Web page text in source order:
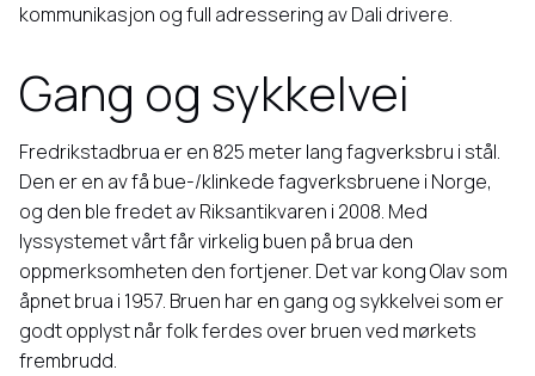
kommunikasjon og full adressering av Dali drivere.
Gang og sykkelvei
Fredrikstadbrua er en 825 meter lang fagverksbru i stål.
Den er en av få bue-/klinkede fagverksbruene i Norge,
og den ble fredet av Riksantikvaren i 2008. Med
lyssystemet vårt får virkelig buen på brua den
oppmerksomheten den fortjener. Det var kong Olav som
åpnet brua i 1957. Bruen har en gang og sykkelvei som er
godt opplyst når folk ferdes over bruen ved mørkets
frembrudd.